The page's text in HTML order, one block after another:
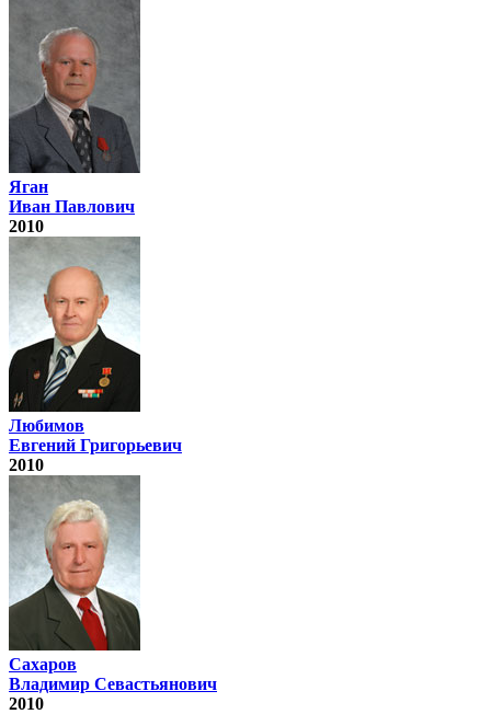
Яган
Иван Павлович
2010
Любимов
Евгений Григорьевич
2010
Сахаров
Владимир Севастьянович
2010